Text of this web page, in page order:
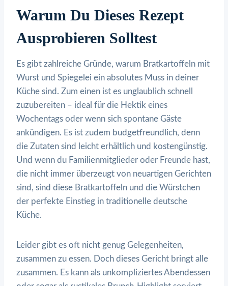
Warum Du Dieses Rezept
Ausprobieren Solltest
Es gibt zahlreiche Gründe, warum Bratkartoffeln mit
Wurst und Spiegelei ein absolutes Muss in deiner
Küche sind. Zum einen ist es unglaublich schnell
zuzubereiten – ideal für die Hektik eines
Wochentags oder wenn sich spontane Gäste
ankündigen. Es ist zudem budgetfreundlich, denn
die Zutaten sind leicht erhältlich und kostengünstig.
Und wenn du Familienmitglieder oder Freunde hast,
die nicht immer überzeugt von neuartigen Gerichten
sind, sind diese Bratkartoffeln und die Würstchen
der perfekte Einstieg in traditionelle deutsche
Küche.
Leider gibt es oft nicht genug Gelegenheiten,
zusammen zu essen. Doch dieses Gericht bringt alle
zusammen. Es kann als unkompliziertes Abendessen